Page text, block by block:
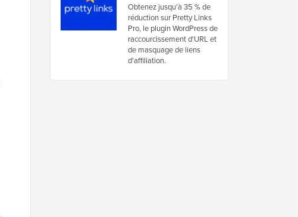
Obtenez jusqu'à 35 % de
réduction sur Pretty Links
Pro, le plugin WordPress de
raccourcissement d'URL et
de masquage de liens
d'affiliation.